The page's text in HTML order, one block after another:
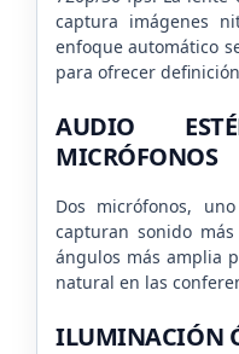
captura imágenes
enfoque automático
para ofrecer
AUDIO
MICRÓFONOS
Dos micrófonos,
capturan sonido
ángulos más amplia
natural en las
ILUMINACIÓN